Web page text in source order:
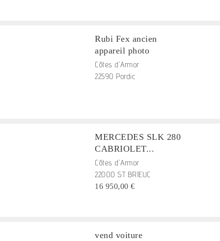
Rubi Fex ancien
appareil photo
Côtes d'Armor
22590 Pordic
MERCEDES SLK 280
CABRIOLET...
Côtes d'Armor
22000 ST BRIEUC
16 950,00 €
vend voiture